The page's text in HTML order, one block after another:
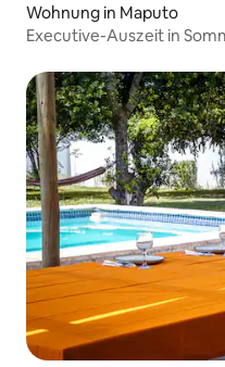
Wohnung in Maputo
Executive-Auszeit in